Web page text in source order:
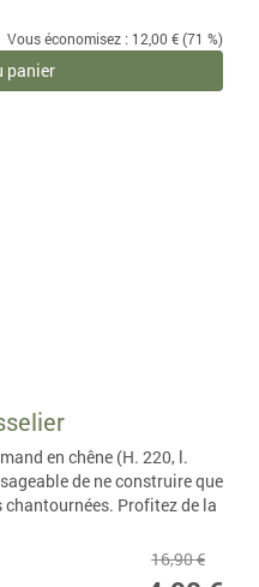
Vous économisez : 12,00 € (71 %)
panier
en chêne (H. 220, l.
de ne construire que
Profitez de la
16,90 €